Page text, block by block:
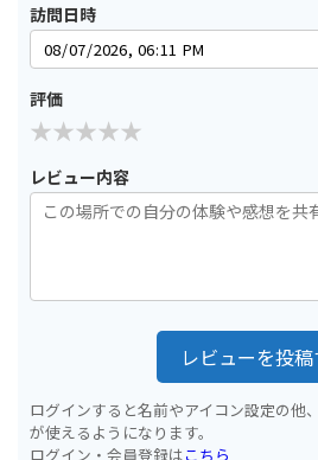
訪問日時
評価
レビュー内容
レビューを投稿
ログインすると名前やアイコン設定の他
が使えるようになります。
ログイン・会員登録はこちら